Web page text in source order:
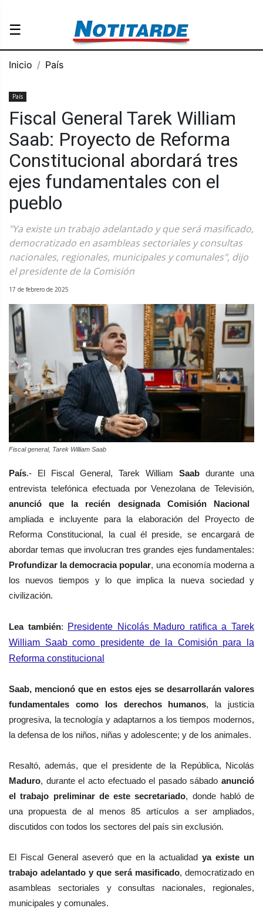
☰
Inicio País
País
Fiscal General Tarek William
Saab: Proyecto de Reforma
Constitucional abordará tres
ejes fundamentales con el
pueblo
"Ya existe un trabajo adelantado y que será masificado,
democratizado en asambleas sectoriales y consultas
nacionales, regionales, municipales y comunales", dijo
el presidente de la Comisión
17 de febrero de 2025
Fiscal general, Tarek William Saab
País.- El Fiscal General, Tarek William Saab durante una
entrevista telefónica efectuada por Venezolana de Televisión,
anunció que la recién designada Comisión Nacional
ampliada e incluyente para la elaboración del Proyecto de
Reforma Constitucional, la cual él preside, se encargará de
abordar temas que involucran tres grandes ejes fundamentales:
Profundizar la democracia popular, una economía moderna a
los nuevos tiempos y lo que implica la nueva sociedad y
civilización.
Lea también: Presidente Nicolás Maduro ratifica a Tarek
William Saab como presidente de la Comisión para la
Reforma constitucional
Saab, mencionó que en estos ejes se desarrollarán valores
fundamentales como los derechos humanos, la justicia
progresiva, la tecnología y adaptarnos a los tiempos modernos,
la defensa de los niños, niñas y adolescente; y de los animales.
Resaltó, además, que el presidente de la República, Nicolás
Maduro, durante el acto efectuado el pasado sábado anunció
el trabajo preliminar de este secretariado, donde habló de
una propuesta de al menos 85 artículos a ser ampliados,
discutidos con todos los sectores del país sin exclusión.
El Fiscal General aseveró que en la actualidad ya existe un
trabajo adelantado y que será masificado, democratizado en
asambleas sectoriales y consultas nacionales, regionales,
municipales y comunales.